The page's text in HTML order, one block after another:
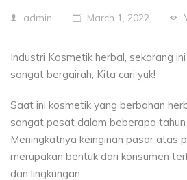
admin March 1, 2022
Industri Kosmetik herbal, sekarang
sangat bergairah, Kita cari yuk!
Saat ini kosmetik yang berbahan
sangat pesat dalam beberapa tahun
Meningkatnya keinginan pasar atas
merupakan bentuk dari konsumen
dan lingkungan.